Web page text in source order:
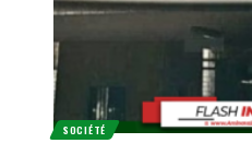
SOCIÉTÉ